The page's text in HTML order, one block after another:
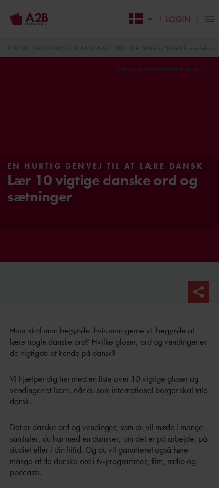
LOGIN
TILMELD DIG TIL VORES ONLINE DANSKHOLD - UGENTLIG OPTAG (Hjemmesiden
indeholder AI-genererede billeder)
EN HURTIG GENVEJ TIL AT LÆRE DANSK
Lær 10 vigtige danske ord og
sætninger
Hvor skal man begynde, hvis man gerne vil begynde at
lære nogle danske ord? Hvilke gloser, ord og vendinger er
de vigtigste at kende på dansk?
Vi hjælper dig her med en liste over 10 vigtige gloser og
vendinger at lære, når du som international borger skal tale
dansk.
Det er danske ord og vendinger, som du vil møde i mange
samtaler, du har med en dansker, om det er på arbejde, på
studiet eller i din fritid. Og du vil garanteret også høre
mange af de danske ord i tv-programmer, film, radio og
podcasts.